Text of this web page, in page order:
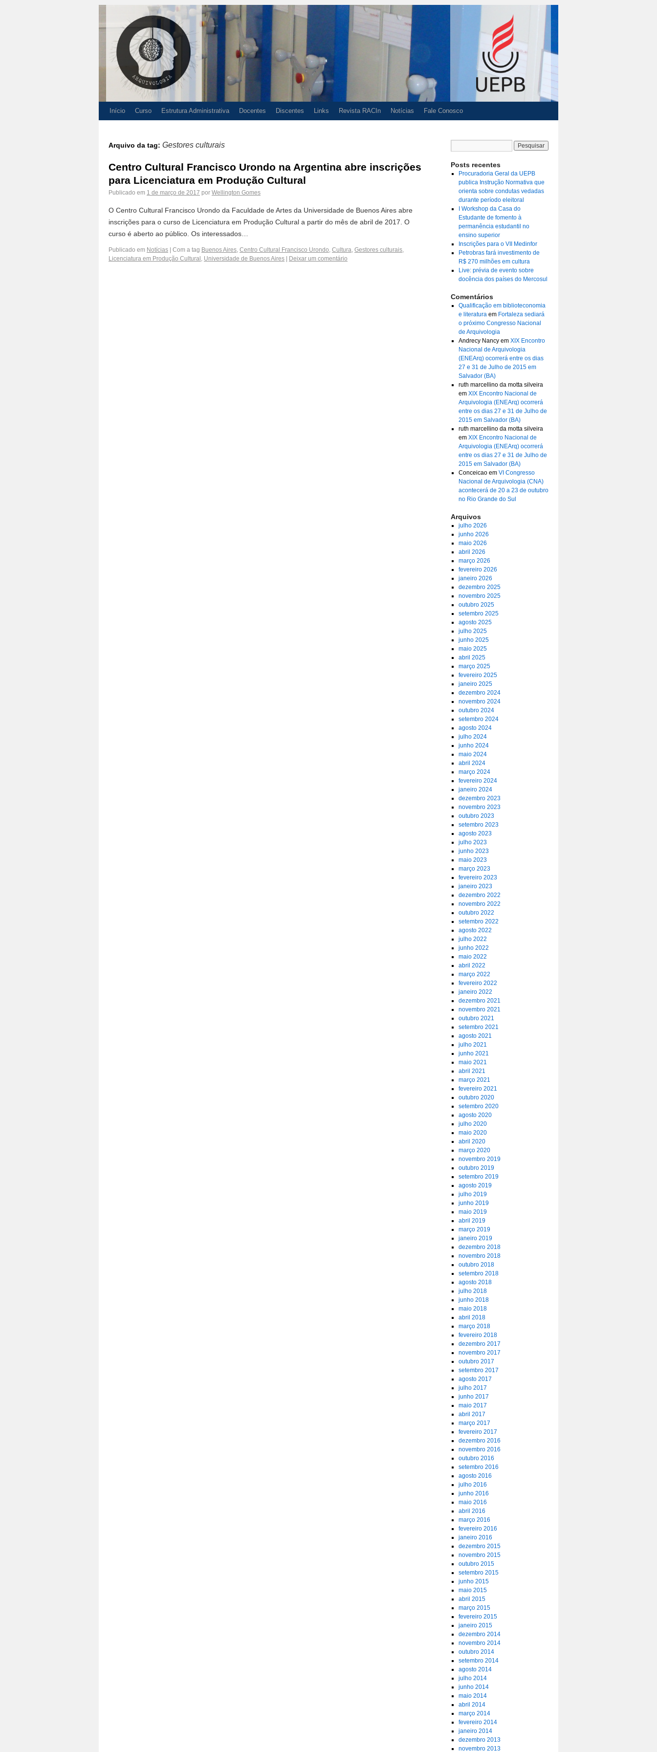
Início Curso Estrutura Administrativa Docentes Discentes Links Revista RACIn Notícias Fale Conosco
Arquivo da tag: Gestores culturais
Centro Cultural Francisco Urondo na Argentina abre inscrições
para Licenciatura em Produção Cultural
Publicado em 1 de março de 2017 por Wellington Gomes
O Centro Cultural Francisco Urondo da Faculdade de Artes da Universidade de Buenos Aires abre
inscrições para o curso de Licenciatura em Produção Cultural a partir do mês de abril de 2017. O
curso é aberto ao público. Os interessados…
Publicado em Notícias Com a tag Buenos Aires, Centro Cultural Francisco Urondo, Cultura, Gestores culturais,
Licenciatura em Produção Cultural , Universidade de Buenos Aires Deixar um comentário
Posts recentes
Procuradoria Geral da UEPB
publica Instrução Normativa que
orienta sobre condutas vedadas
durante período eleitoral
I Workshop da Casa do
Estudante de fomento à
permanência estudantil no
ensino superior
Inscrições para o VII Medinfor
Petrobras fará investimento de
R$ 270 milhões em cultura
Live: prévia de evento sobre
docência dos países do Mercosul
Comentários
Qualificação em biblioteconomia
e literaturaem Fortaleza sediará
o próximo Congresso Nacional
de Arquivologia
Andrecy Nancyem XIX Encontro
Nacional de Arquivologia
(ENEArq) ocorrerá entre os dias
27 e 31 de Julho de 2015 em
Salvador (BA)
ruth marcellino da motta silveira
em XIX Encontro Nacional de
Arquivologia (ENEArq) ocorrerá
entre os dias 27 e 31 de Julho de
2015 em Salvador (BA)
ruth marcellino da motta silveira
em XIX Encontro Nacional de
Arquivologia (ENEArq) ocorrerá
entre os dias 27 e 31 de Julho de
2015 em Salvador (BA)
Conceicaoem VI Congresso
Nacional de Arquivologia (CNA)
acontecerá de 20 a 23 de outubro
no Rio Grande do Sul
Arquivos
julho 2026
junho 2026
maio 2026
abril 2026
março 2026
fevereiro 2026
janeiro 2026
dezembro 2025
novembro 2025
outubro 2025
setembro 2025
agosto 2025
julho 2025
junho 2025
maio 2025
abril 2025
março 2025
fevereiro 2025
janeiro 2025
dezembro 2024
novembro 2024
outubro 2024
setembro 2024
agosto 2024
julho 2024
junho 2024
maio 2024
abril 2024
março 2024
fevereiro 2024
janeiro 2024
dezembro 2023
novembro 2023
outubro 2023
setembro 2023
agosto 2023
julho 2023
junho 2023
maio 2023
março 2023
fevereiro 2023
janeiro 2023
dezembro 2022
novembro 2022
outubro 2022
setembro 2022
agosto 2022
julho 2022
junho 2022
maio 2022
abril 2022
março 2022
fevereiro 2022
janeiro 2022
dezembro 2021
novembro 2021
outubro 2021
setembro 2021
agosto 2021
julho 2021
junho 2021
maio 2021
abril 2021
março 2021
fevereiro 2021
outubro 2020
setembro 2020
agosto 2020
julho 2020
maio 2020
abril 2020
março 2020
novembro 2019
outubro 2019
setembro 2019
agosto 2019
julho 2019
junho 2019
maio 2019
abril 2019
março 2019
janeiro 2019
dezembro 2018
novembro 2018
outubro 2018
setembro 2018
agosto 2018
julho 2018
junho 2018
maio 2018
abril 2018
março 2018
fevereiro 2018
dezembro 2017
novembro 2017
outubro 2017
setembro 2017
agosto 2017
julho 2017
junho 2017
maio 2017
abril 2017
março 2017
fevereiro 2017
dezembro 2016
novembro 2016
outubro 2016
setembro 2016
agosto 2016
julho 2016
junho 2016
maio 2016
abril 2016
março 2016
fevereiro 2016
janeiro 2016
dezembro 2015
novembro 2015
outubro 2015
setembro 2015
junho 2015
maio 2015
abril 2015
março 2015
fevereiro 2015
janeiro 2015
dezembro 2014
novembro 2014
outubro 2014
setembro 2014
agosto 2014
julho 2014
junho 2014
maio 2014
abril 2014
março 2014
fevereiro 2014
janeiro 2014
dezembro 2013
novembro 2013